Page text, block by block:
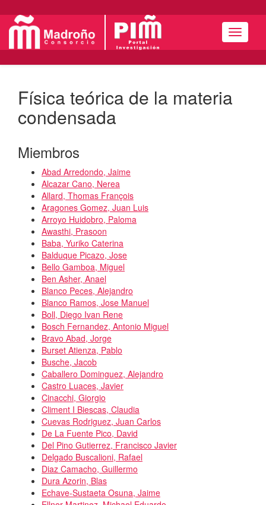
Menú
Física teórica de la materia
condensada
Miembros
Abad Arredondo, Jaime
Alcazar Cano, Nerea
Allard, Thomas François
Aragones Gomez, Juan Luis
Arroyo Huidobro, Paloma
Awasthi, Prasoon
Baba, Yuriko Caterina
Balduque Picazo, Jose
Bello Gamboa, Miguel
Ben Asher, Anael
Blanco Peces, Alejandro
Blanco Ramos, Jose Manuel
Boll, Diego Ivan Rene
Bosch Fernandez, Antonio Miguel
Bravo Abad, Jorge
Burset Atienza, Pablo
Busche, Jacob
Caballero Dominguez, Alejandro
Castro Luaces, Javier
Cinacchi, Giorgio
Climent I Biescas, Claudia
Cuevas Rodriguez, Juan Carlos
De La Fuente Pico, David
Del Pino Gutierrez, Francisco Javier
Delgado Buscalioni, Rafael
Diaz Camacho, Guillermo
Dura Azorin, Blas
Echave-Sustaeta Osuna, Jaime